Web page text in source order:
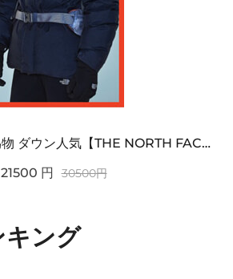
ノースフェイス 偽物 ダウン人気【THE NORTH FACE】M'S 7 SUMMIT HIM...
21500 円 30500円
キング